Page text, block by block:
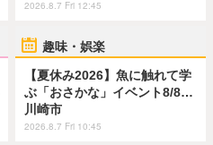
2026.8.7 Fri 12:45
趣味・娯楽
【夏休み2026】魚に触れて学
ぶ「おさかな」イベント8/8…
川崎市
2026.8.7 Fri 10:45